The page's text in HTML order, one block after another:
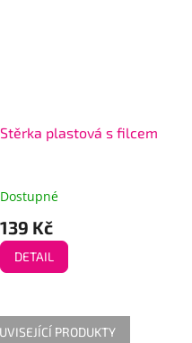
Stěrka plastová s filcem
Dostupné
139 Kč
DETAIL
PRODUKTY